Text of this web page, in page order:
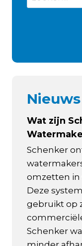
Nieuws
Wat zijn
Schenker
omzetten in
Deze
gebruikt op
Schenker